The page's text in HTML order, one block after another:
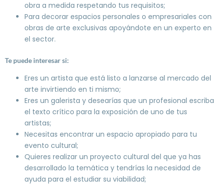
obra a medida respetando tus requisitos;
Para decorar espacios personales o empresariales con
obras de arte exclusivas apoyándote en un experto en
el sector.
Te puede interesar si:
Eres un artista que está listo a lanzarse al mercado del
arte invirtiendo en ti mismo;
Eres un galerista y desearías que un profesional escriba
el texto crítico para la exposición de uno de tus
artistas;
Necesitas encontrar un espacio apropiado para tu
evento cultural;
Quieres realizar un proyecto cultural del que ya has
desarrollado la temática y tendrías la necesidad de
ayuda para el estudiar su viabilidad;